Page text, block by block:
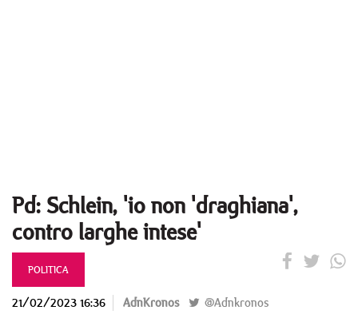
Pd: Schlein, 'io non 'draghiana',
contro larghe intese'
POLITICA
21/02/2023 16:36 AdnKronos @Adnkronos